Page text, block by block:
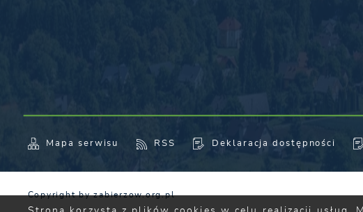
Mapa serwisu RSS Deklaracja dostępności
Copyright by zabierzow.org.pl